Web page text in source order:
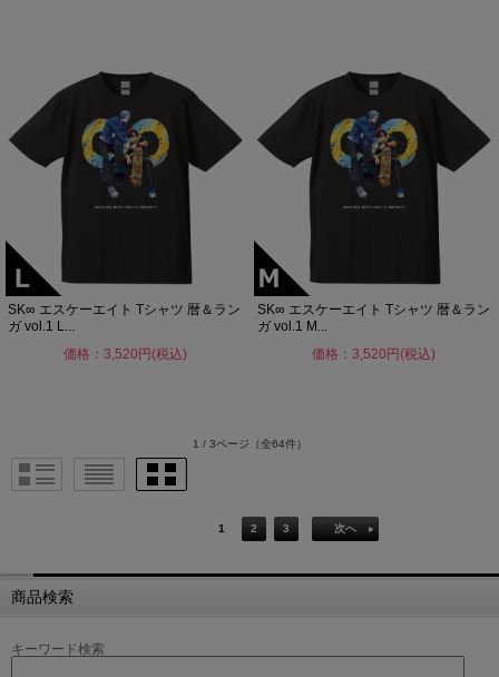
SK∞ エスケーエイト Tシャツ 暦＆ラン
ガ vol.1 L...
価格：3,520円(税込)
SK∞ エスケーエイト Tシャツ 暦＆ラン
ガ vol.1 M...
価格：3,520円(税込)
1 / 3ページ （全64件）
1 2 3 次へ
商品検索
キーワード検索